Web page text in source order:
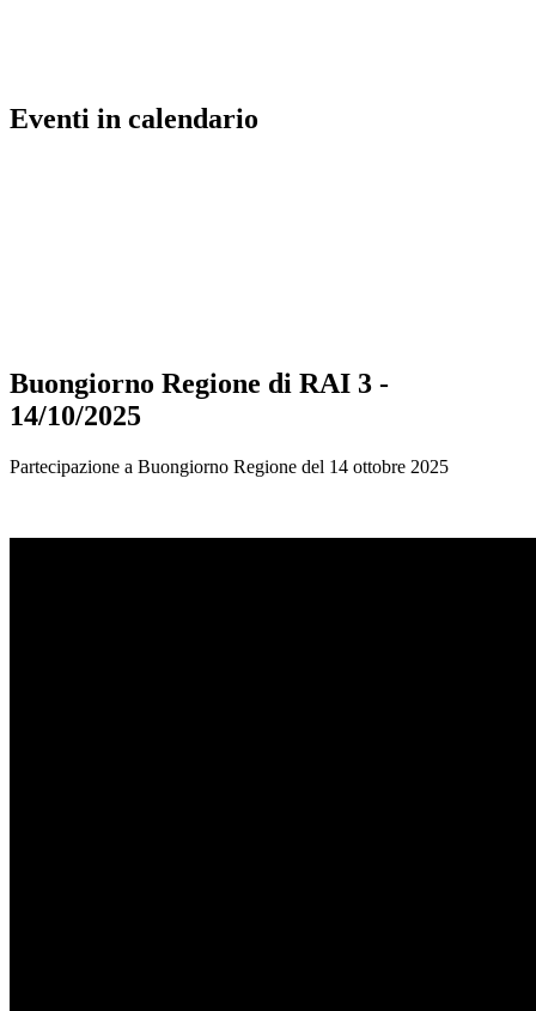
Eventi in calendario
Buongiorno Regione di RAI 3 -
14/10/2025
Partecipazione a Buongiorno Regione del 14 ottobre 2025